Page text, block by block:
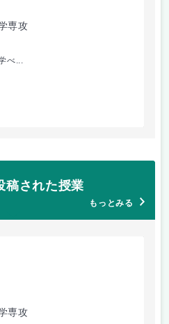
専攻
べ...
稿された授業
もっとみる
専攻